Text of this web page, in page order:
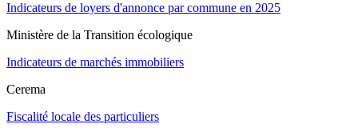
Indicateurs de loyers d'annonce par commune en 2025
Ministère de la Transition écologique
Indicateurs de marchés immobiliers
Cerema
Fiscalité locale des particuliers